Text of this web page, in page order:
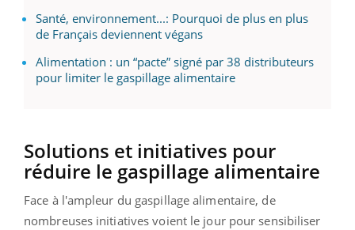
Santé, environnement...: Pourquoi de plus en plus
de Français deviennent végans
Alimentation : un “pacte” signé par 38 distributeurs
pour limiter le gaspillage alimentaire
Solutions et initiatives pour
réduire le gaspillage alimentaire
Face à l'ampleur du gaspillage alimentaire, de
nombreuses initiatives voient le jour pour sensibiliser